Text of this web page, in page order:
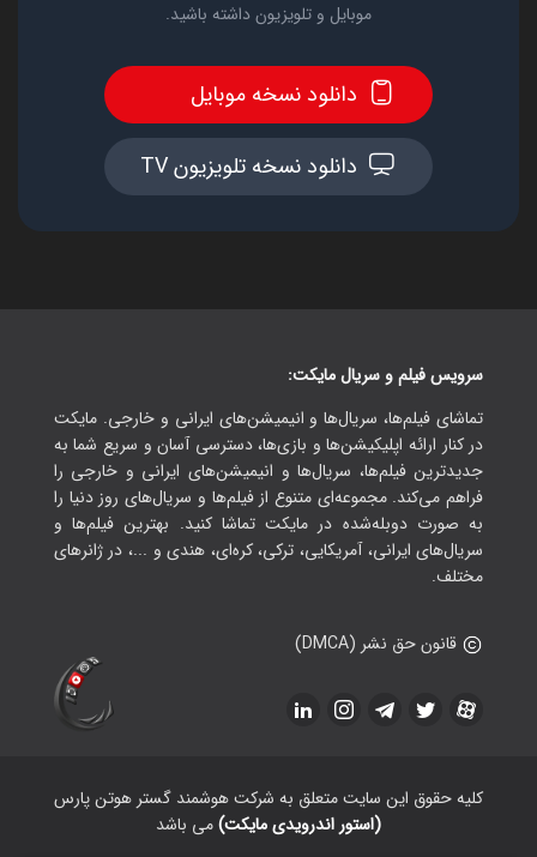
موبایل و تلویزیون داشته باشید.
دانلود نسخه موبایل
دانلود نسخه تلویزیون TV
سرویس فیلم و سریال مایکت:
تماشای فیلم‌ها، سریال‌ها و انیمیشن‌های ایرانی و خارجی. مایکت
در کنار ارائه اپلیکیشن‌ها و بازی‌ها، دسترسی آسان و سریع شما به
جدیدترین فیلم‌ها، سریال‌ها و انیمیشن‌های ایرانی و خارجی را
فراهم می‌کند. مجموعه‌ای متنوع از فیلم‌ها و سریال‌های روز دنیا را
به صورت دوبله‌شده در مایکت تماشا کنید. بهترین فیلم‌ها و
سریال‌های ایرانی، آمریکایی، ترکی، کره‌ای، هندی و ...، در ژانرهای
مختلف.
قانون حق نشر (DMCA)
کلیه حقوق این سایت متعلق به شرکت هوشمند گستر هوتن پارس
(استور اندرویدی مایکت)می باشد